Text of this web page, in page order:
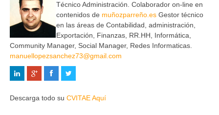
Técnico Administración. Colaborador on-line en
contenidos de muñozparreño.es Gestor técnico
en las áreas de Contabilidad, administración,
Exportación, Finanzas, RR.HH, Informática,
Community Manager, Social Manager, Redes Informaticas.
manuellopezsanchez73@gmail.com
Descarga todo su CVITAE Aquí